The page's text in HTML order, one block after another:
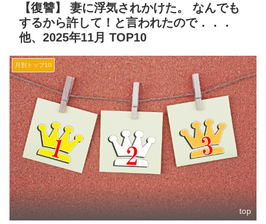
【復讐】 妻に浮気されかけた。 なんでも
するから許して！と言われたので．．．
他、2025年11月 TOP10
月別トップ10
top